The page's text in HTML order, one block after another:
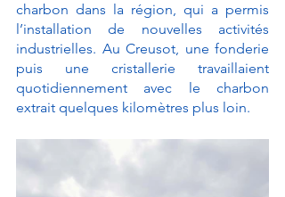
charbon dans la région, qui a permis
l’installation de nouvelles activités
industrielles. Au Creusot, une fonderie
puis une cristallerie travaillaient
quotidiennement avec le charbon
extrait quelques kilomètres plus loin.